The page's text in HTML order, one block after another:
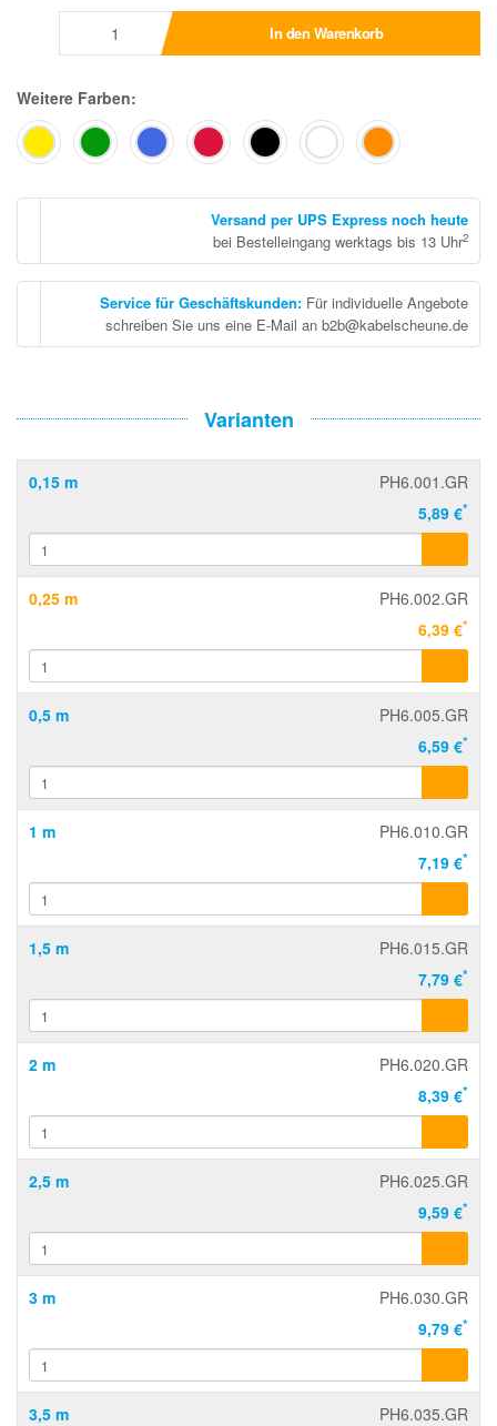
In den Warenkorb
Weitere Farben:
Versand per UPS Express noch heute
bei Bestelleingang werktags bis 13 Uhr2
Service für Geschäftskunden: Für individuelle Angebote
schreiben Sie uns eine E-Mail an b2b@kabelscheune.de
Varianten
0,15 m
PH6.001.GR
5,89 €*
0,25 m
PH6.002.GR
6,39 €*
0,5 m
PH6.005.GR
6,59 €*
1 m
PH6.010.GR
7,19 €*
1,5 m
PH6.015.GR
7,79 €*
2 m
PH6.020.GR
8,39 €*
2,5 m
PH6.025.GR
9,59 €*
3 m
PH6.030.GR
9,79 €*
3,5 m PH6.035.GR